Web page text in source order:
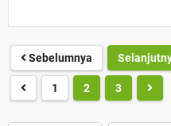
Sebelumnya
1 2 3